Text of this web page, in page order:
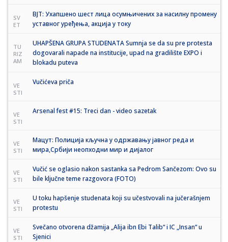
SV
ET
ВЈТ: Ухапшено шест лица осумњичених за насилну промену
уставног уређења, акција у току
TU
RIZ
AM
UHAPŠENA GRUPA STUDENATA Sumnja se da su pre protesta
dogovarali napade na institucije, upad na gradilište EXPO i
blokadu puteva
VE
STI
Vučićeva priča
VE
STI
Arsenal fest #15: Treci dan - video sazetak
VE
STI
Мацут: Полиција кључна у одржавању јавног реда и
мира,Србији неопходни мир и дијалог
VE
STI
Vučić se oglasio nakon sastanka sa Pedrom Sančezom: Ovo su
bile ključne teme razgovora (FOTO)
VE
STI
U toku hapšenje studenata koji su učestvovali na jučerašnjem
protestu
VE
STI
Svečano otvorena džamija „Alija ibn Ebi Talib“ i IC „Insan“ u
Sjenici